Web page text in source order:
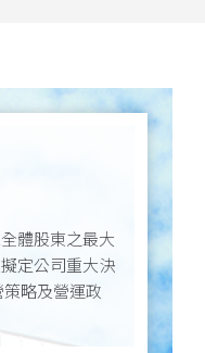
體股東之最大
定公司重大決
略及營運政